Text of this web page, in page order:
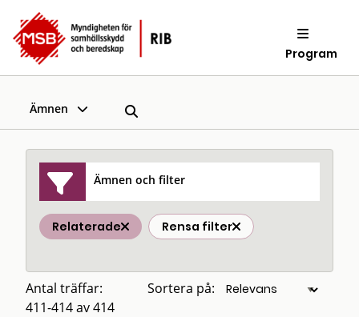
Program
Ämnen
Ämnen och filter
Relaterade Rensa filter
Antal träffar:
411-414 av 414
Sortera på: